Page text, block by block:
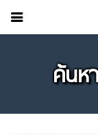
ค้นห